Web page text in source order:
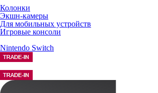
Колонки
Экшн-камеры
Для мобильных устройств
Игровые консоли
Nintendo Switch